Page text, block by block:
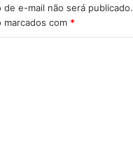
de e-mail não será publicado.
com *